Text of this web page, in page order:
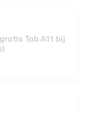
Tab A11 bij